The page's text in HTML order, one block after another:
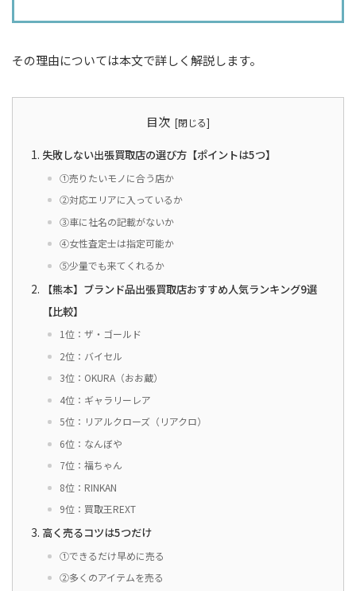
その理由については本文で詳しく解説します。
目次
失敗しない出張買取店の選び方【ポイントは5つ】
①売りたいモノに合う店か
②対応エリアに入っているか
③車に社名の記載がないか
④女性査定士は指定可能か
⑤少量でも来てくれるか
【熊本】ブランド品出張買取店おすすめ人気ランキング9選
【比較】
1位：ザ・ゴールド
2位：バイセル
3位：OKURA（おお蔵）
4位：ギャラリーレア
5位：リアルクローズ（リアクロ）
6位：なんぼや
7位：福ちゃん
8位：RINKAN
9位：買取王REXT
高く売るコツは5つだけ
①できるだけ早めに売る
②多くのアイテムを売る